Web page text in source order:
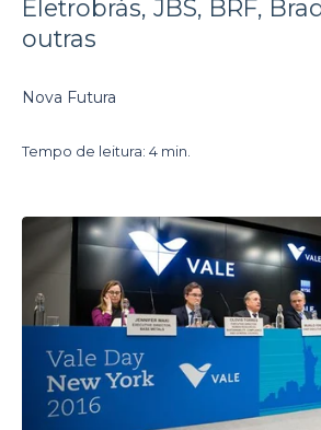
Eletrobrás, JBS, BRF,
outras
Nova Futura
Tempo de leitura: 4 min.